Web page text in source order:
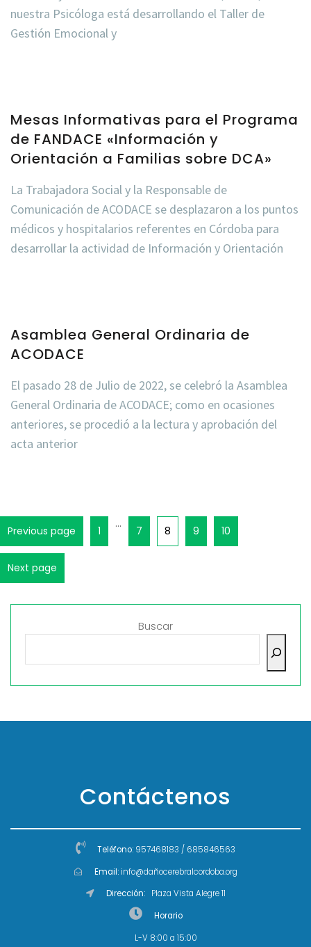
nuestra Psicóloga está desarrollando el Taller de
Gestión Emocional y
Mesas Informativas para el Programa
de FANDACE «Información y
Orientación a Familias sobre DCA»
La Trabajadora Social y la Responsable de
Comunicación de ACODACE se desplazaron a los puntos
médicos y hospitalarios referentes en Córdoba para
desarrollar la actividad de Información y Orientación
Asamblea General Ordinaria de
ACODACE
El pasado 28 de Julio de 2022, se celebró la Asamblea
General Ordinaria de ACODACE; como en ocasiones
anteriores, se procedió a la lectura y aprobación del
acta anterior
Previous page 1
…
7 8 9 10
Next page
Buscar
Contáctenos
Teléfono: 957468183 / 685846563
Email: info@dañocerebralcordoba.org
Dirección:Plaza Vista Alegre 11
Horario
L-V 8:00 a 15:00